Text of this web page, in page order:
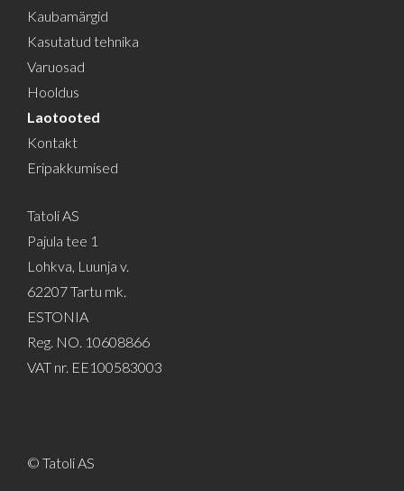
Kaubamärgid
Kasutatud tehnika
Varuosad
Hooldus
Laotooted
Kontakt
Eripakkumised
Tatoli AS
Pajula tee 1
Lohkva, Luunja v.
62207 Tartu mk.
ESTONIA
Reg. NO. 10608866
VAT nr. EE100583003
© Tatoli AS